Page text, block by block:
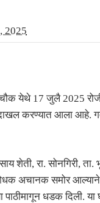
2025
येथे 17 जुलै 2025 रोजी
दाखल करण्यात आला आहे.
शेती, रा. सोनगिरी,
अचानक समोर आल्याने
पाठीमागून धडक दिली.